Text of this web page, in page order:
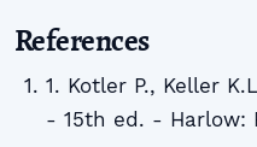
References
1. Kotler P., Keller
- 15th ed. - Harlow: